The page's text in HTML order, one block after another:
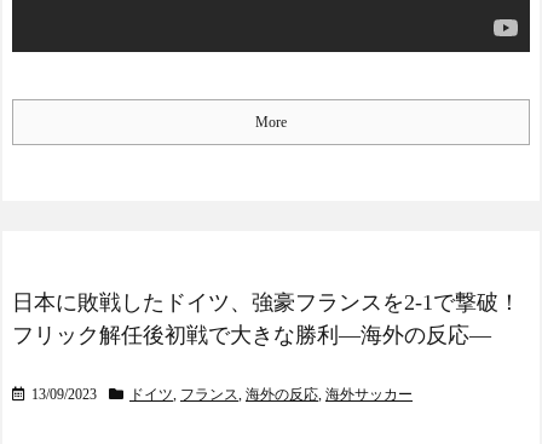
More
日本に敗戦したドイツ、強豪フランスを2-1で撃破！
フリック解任後初戦で大きな勝利―海外の反応―
13/09/2023 ドイツ フランス 海外の反応 海外サッカー